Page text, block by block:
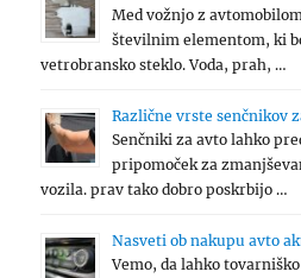
Med vožnjo z
številnim elementom, ki
vetrobransko steklo. Voda, prah, …
Različne vrste senčnikov
Senčniki za avto lahko
pripomoček za
vozila. prav tako dobro poskrbijo …
Nasveti ob nakupu avto
Vemo, da lahko